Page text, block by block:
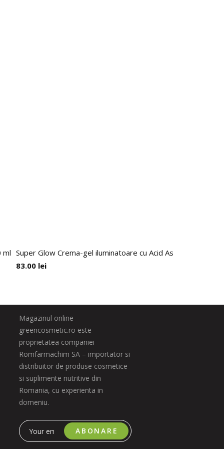
ml Super Glow Crema-gel iluminatoare cu Acid Ascorbic 5% +
83.00 lei
Magazinul online
greencosmetic.ro este
proprietatea companiei
Romfarmachim SA – importator si
distribuitor de produse cosmetice
si suplimente nutritive din
Romania, cu experienta in
domeniu.
ABONARE